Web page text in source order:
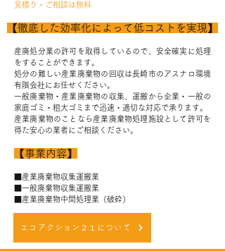
見積り・ご相談は無料
【徹底した効率化によって低コストを実現】
産廃処分業の許可を取得しているので、安全確実に処理
をすることができます。
処分の難しい産業廃棄物の回収は長崎市のアスナロ環境
有限会社にお任せください。
一般廃棄物・産業廃棄物の収集、運搬から企業・一般の
家庭ゴミ・粗大ゴミまで迅速・適切な対応で承ります。
産業廃棄物のことなら産業廃棄物処理施設として許可を
得た安心の業者にご相談ください。
【事業内容】
■産業廃棄物収集運搬業
■一般廃棄物収集運搬業
■産業廃棄物中間処理業（破砕）
エコアクション２１について